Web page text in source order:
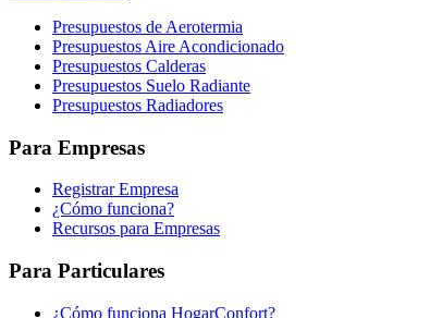
Presupuestos de Aerotermia
Presupuestos Aire Acondicionado
Presupuestos Calderas
Presupuestos Suelo Radiante
Presupuestos Radiadores
Para Empresas
Registrar Empresa
¿Cómo funciona?
Recursos para Empresas
Para Particulares
¿Cómo funciona HogarConfort?